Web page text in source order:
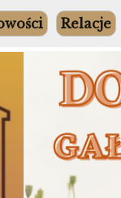
Relacje